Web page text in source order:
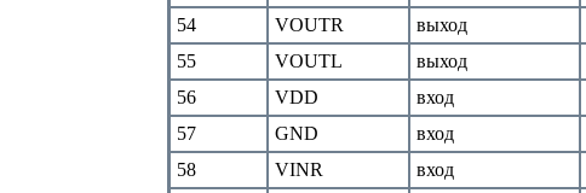
54
VOUTR выход
55
VOUTL выход
56
VDD вход
57
GND вход
58
VINR вход